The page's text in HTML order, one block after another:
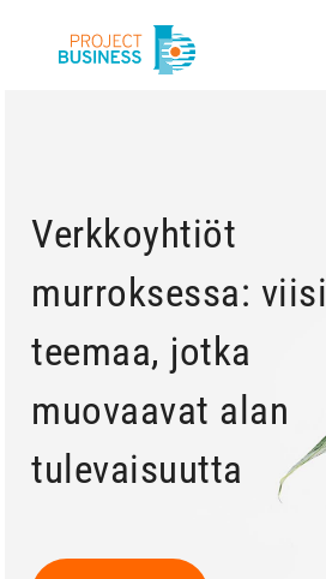
Verkkoyhtiöt
murroksessa: viisi
teemaa, jotka
muovaavat alan
tulevaisuutta